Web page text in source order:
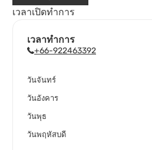
เวลาเปิดทำการ
เวลาทำการ
+66-922463392
วันจันทร์
วันอังคาร
วันพุธ
วันพฤหัสบดี